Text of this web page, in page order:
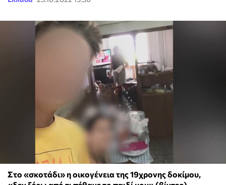
Στο «σκοτάδι» η οικογένεια της 19χρονης δοκίμου,